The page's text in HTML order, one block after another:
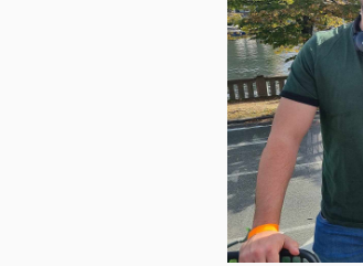
Le jeu peut rendre
Plus d’informations sur